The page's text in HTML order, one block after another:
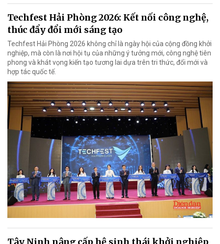
Techfest Hải Phòng 2026: Kết nối công nghệ,
thúc đẩy đổi mới sáng tạo
Techfest Hải Phòng 2026 không chỉ là ngày hội của cộng đồng khởi
nghiệp, mà còn là nơi hội tụ của những ý tưởng mới, công nghệ tiên
phong và khát vọng kiến tạo tương lai dựa trên tri thức, đổi mới và
hợp tác quốc tế.